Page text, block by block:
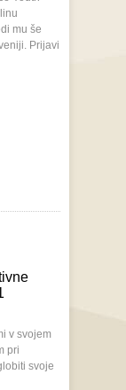
mu še
Prijavi
v svojem
pri
svoje